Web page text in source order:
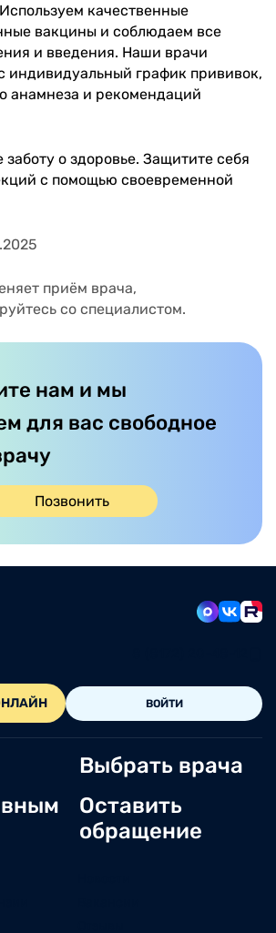
качественные
вакцины и соблюдаем все
и введения. Наши врачи
индивидуальный график прививок,
анамнеза и рекомендаций
заботу о здоровье. Защитите себя
с помощью своевременной
приём врача,
со специалистом.
нам и мы
для вас свободное
Позвонить
ВОЙТИ
Выбрать врача
Оставить
обращение